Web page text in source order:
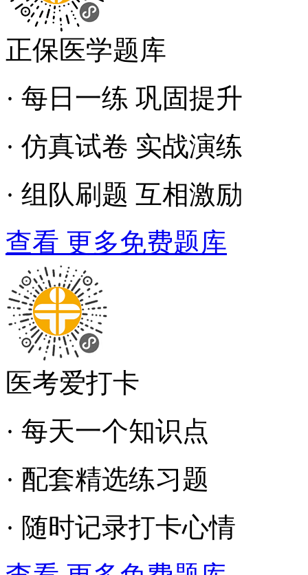
正保医学题库
· 每日一练 巩固提升
· 仿真试卷 实战演练
· 组队刷题 互相激励
查看 更多免费题库
医考爱打卡
· 每天一个知识点
· 配套精选练习题
· 随时记录打卡心情